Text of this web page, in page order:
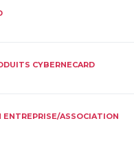
CYBERNECARD
ASSOCIATION